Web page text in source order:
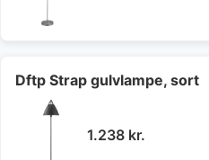
Dftp Strap gulvlampe, sort
1.238 kr.